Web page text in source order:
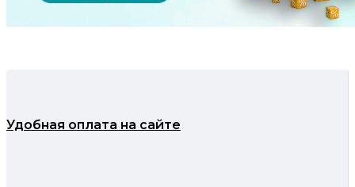
Удобная оплата на сайте